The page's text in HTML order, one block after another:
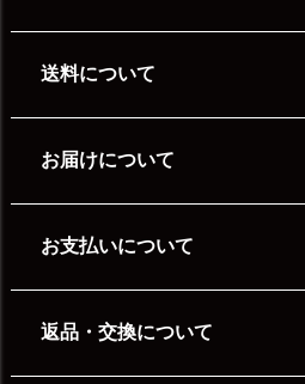
送料について
お届けについて
お支払いについて
返品・交換について